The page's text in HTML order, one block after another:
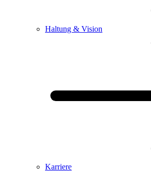
Haltung & Vision
Karriere